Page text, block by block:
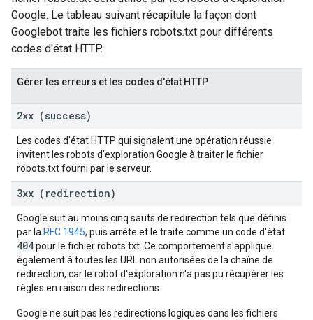
Google. Le tableau suivant récapitule la façon dont
Googlebot traite les fichiers robots.txt pour différents
codes d'état HTTP.
Gérer les erreurs et les codes d'état HTTP
2xx (success)
Les codes d'état HTTP qui signalent une opération réussie
invitent les robots d'exploration Google à traiter le fichier
robots.txt fourni par le serveur.
3xx (redirection)
Google suit au moins cinq sauts de redirection tels que définis
par la RFC 1945, puis arrête et le traite comme un code d'état
404pour le fichier robots.txt. Ce comportement s'applique
également à toutes les URL non autorisées de la chaîne de
redirection, car le robot d'exploration n'a pas pu récupérer les
règles en raison des redirections.
Google ne suit pas les redirections logiques dans les fichiers